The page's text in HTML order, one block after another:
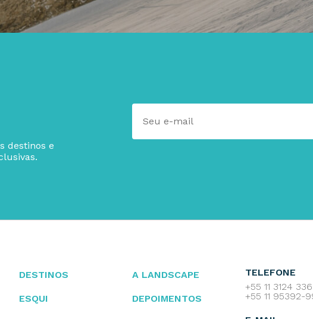
destinos e
DESTINOS
ESQUI
A LANDSCAPE
DEPOIMENTOS
TELEFONE
+55 11 3124
+55 11 95392-